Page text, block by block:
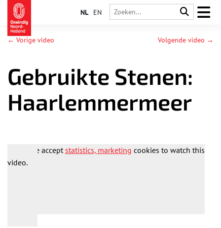
NL EN
← Vorige video Volgende video →
Gebruikte Stenen:
Haarlemmermeer
Please acceptstatistics, marketing cookies to watch this
video.